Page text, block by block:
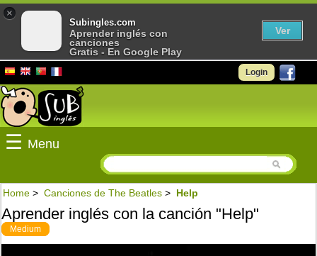
Login
☰ Menu
Home > Canciones de The Beatles > Help
Aprender inglés con la canción "Help"
Medium
×
Subingles.com
Aprender inglés con
canciones
Gratis - En Google Play
Ver